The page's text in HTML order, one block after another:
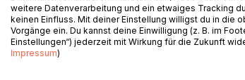
Erlebnisgastronomie in den
Eine Bürgerinitiative versucht, mit
Sprecherin der Bürgerinitiative tot
Franz" hinterlassen wurde, ist
weitere Datenverarbeitung und ein etwaiges Tracking
keinen Einfluss. Mit deiner Einstellung willigst du in die
Vorgänge ein. Du kannst deine Einwilligung (z. B. im
Einstellungen“) jederzeit mit Wirkung für die Zukunft
Impressum)